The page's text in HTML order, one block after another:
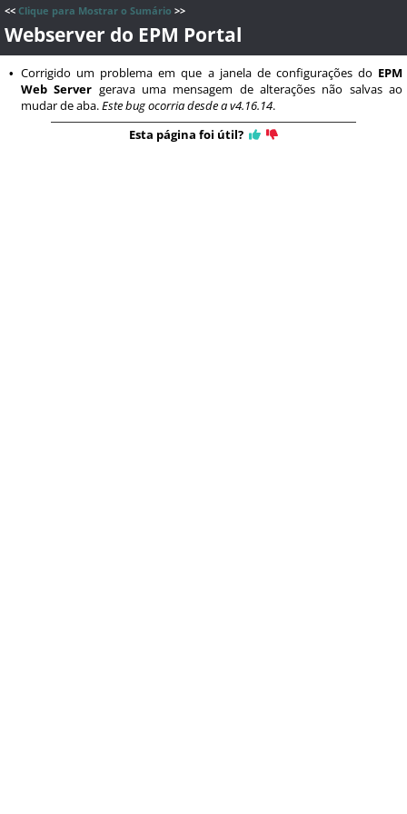
<< Clique para Mostrar o Sumário >>
Webserver do EPM Portal
• Corrigido um problema em que a janela de configurações do EPM
Web Server gerava uma mensagem de alterações não salvas ao
mudar de aba.Este bug ocorria desde a v4.16.14.
Esta página foi útil?